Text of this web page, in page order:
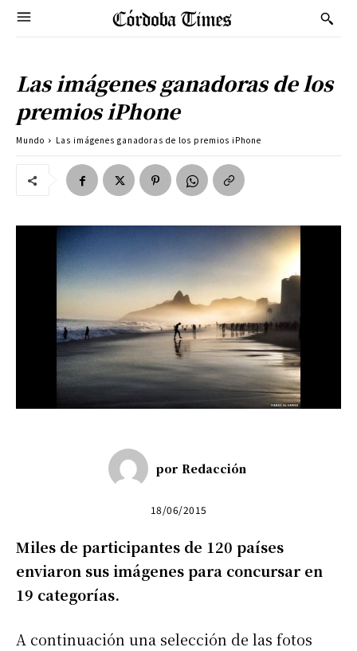
Las imágenes ganadoras de los
premios iPhone
Mundo Las imágenes ganadoras de los premios iPhone
por Redacción
18/06/2015
Miles de participantes de 120 países
enviaron sus imágenes para concursar en
19 categorías.
A continuación una selección de las fotos